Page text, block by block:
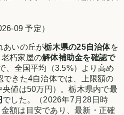
09 予定）
あいの丘が栃木県の25自治体を
朽家屋の解体補助金を確認で
、 全国平均（3.5%）より高め
できた4自治体では、上限額の
央値は50万円 ）。栃木県内で最
でした。 （2026年7月28日時
金額は目安であり、最新・正確